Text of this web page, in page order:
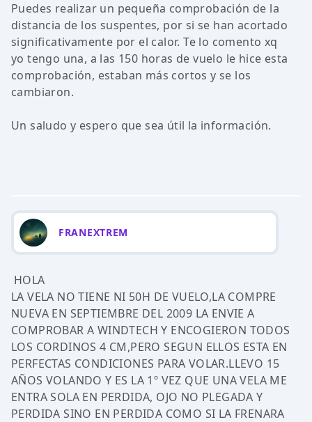
Puedes realizar un pequeña comprobación de la
distancia de los suspentes, por si se han acortado
significativamente por el calor. Te lo comento xq
yo tengo una, a las 150 horas de vuelo le hice esta
comprobación, estaban más cortos y se los
cambiaron.
Un saludo y espero que sea útil la información.
FRANEXTREM
HOLA
LA VELA NO TIENE NI 50H DE VUELO,LA COMPRE
NUEVA EN SEPTIEMBRE DEL 2009 LA ENVIE A
COMPROBAR A WINDTECH Y ENCOGIERON TODOS
LOS CORDINOS 4 CM,PERO SEGUN ELLOS ESTA EN
PERFECTAS CONDICIONES PARA VOLAR.LLEVO 15
AÑOS VOLANDO Y ES LA 1º VEZ QUE UNA VELA ME
ENTRA SOLA EN PERDIDA, OJO NO PLEGADA Y
PERDIDA SINO EN PERDIDA COMO SI LA FRENARA